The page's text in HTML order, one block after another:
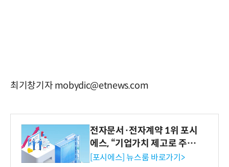
최기창기자 mobydic@etnews.com
전자문서·전자계약 1위 포시
에스, “기업가치 제고로 주주
환원 강화” 계획 공시
[포시에스] 뉴스룸 바로가기>